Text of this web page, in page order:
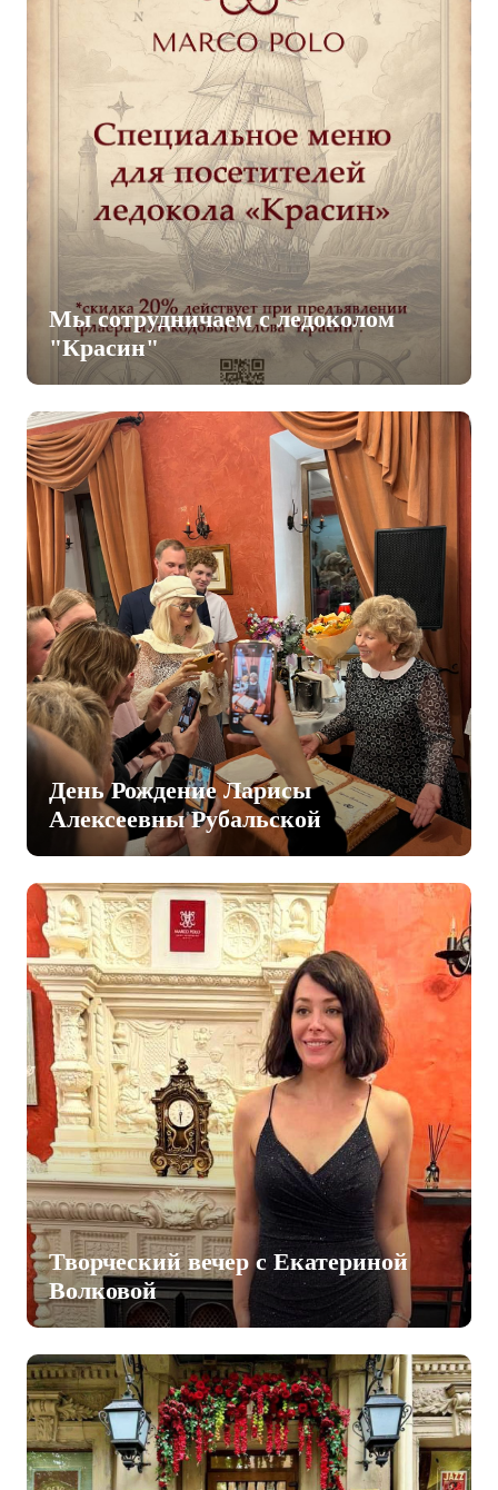
Мы сотрудничаем с ледоколом
"Красин"
День Рождение Ларисы
Алексеевны Рубальской
Творческий вечер с Екатериной
Волковой